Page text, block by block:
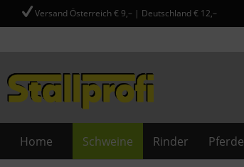
Versand Österreich € 9,– | Deutschland € 12,–
Home Schweine Rinder Pferde